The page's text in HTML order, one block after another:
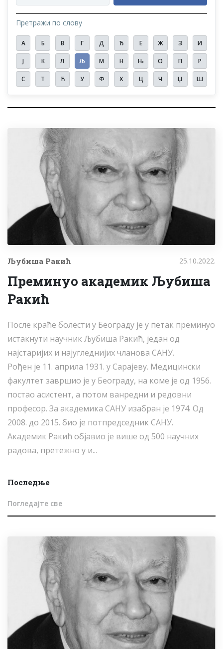
Претражи по слову
А Б В Г Д Ђ Е Ж З И
Ј К Л Љ М Н Њ О П Р
С Т Ћ У Ф Х Ц Ч Џ Ш
Љубиша Ракић 25.10.2022.
Преминуо академик Љубиша
Ракић
После краће болести у Београду је у петак преминуо
истакнути научник Љубиша Ракић, један од
најстаријих и најугледнијих чланова САНУ.
Рођен је 11. априла 1931. у Сарајеву. Медицински
факултет завршио је у Београду, на коме је од 1956.
постао асистент, а потом ванредни и редовни
професор. За академика САНУ изабран је 1974. Од
2008. до 2015. био је потпредседник САНУ.
Академик Ракић објавио је више од 500 научних
радова, претежно у и...
Последње
Погледајте све